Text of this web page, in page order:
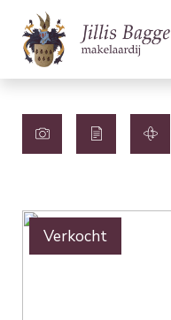
Verkocht